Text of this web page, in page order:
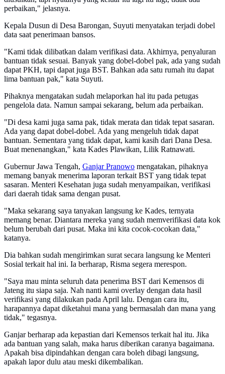
perbaikan," jelasnya.
Kepala Dusun di Desa Barongan, Suyuti menyatakan terjadi dobel
data saat penerimaan bansos.
"Kami tidak dilibatkan dalam verifikasi data. Akhirnya, penyaluran
bantuan tidak sesuai. Banyak yang dobel-dobel pak, ada yang sudah
dapat PKH, tapi dapat juga BST. Bahkan ada satu rumah itu dapat
lima bantuan pak," kata Suyuti.
Pihaknya mengatakan sudah melaporkan hal itu pada petugas
pengelola data. Namun sampai sekarang, belum ada perbaikan.
"Di desa kami juga sama pak, tidak merata dan tidak tepat sasaran.
Ada yang dapat dobel-dobel. Ada yang mengeluh tidak dapat
bantuan. Sementara yang tidak dapat, kami kasih dari Dana Desa.
Buat menenangkan," kata Kades Plawikan, Lilik Ratnawati.
Gubernur Jawa Tengah, Ganjar Pranowo mengatakan, pihaknya
memang banyak menerima laporan terkait BST yang tidak tepat
sasaran. Menteri Kesehatan juga sudah menyampaikan, verifikasi
dari daerah tidak sama dengan pusat.
"Maka sekarang saya tanyakan langsung ke Kades, ternyata
memang benar. Diantara mereka yang sudah memverifikasi data kok
belum berubah dari pusat. Maka ini kita cocok-cocokan data,"
katanya.
Dia bahkan sudah mengirimkan surat secara langsung ke Menteri
Sosial terkait hal ini. Ia berharap, Risma segera merespon.
"Saya mau minta seluruh data penerima BST dari Kemensos di
Jateng itu siapa saja. Nah nanti kami overlay dengan data hasil
verifikasi yang dilakukan pada April lalu. Dengan cara itu,
harapannya dapat diketahui mana yang bermasalah dan mana yang
tidak," tegasnya.
Ganjar berharap ada kepastian dari Kemensos terkait hal itu. Jika
ada bantuan yang salah, maka harus diberikan caranya bagaimana.
Apakah bisa dipindahkan dengan cara boleh dibagi langsung,
apakah lapor dulu atau meski dikembalikan.